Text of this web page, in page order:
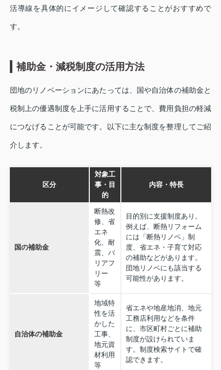
活導線を具体的にイメージして確認することがおすすめで
す。
補助金・減税制度の活用方法
団地のリノベーションにあたっては、国や自治体の補助金と
税制上の優遇制度を上手に活用することで、費用負担の軽減
につなげることが可能です。以下に主な制度を整理してご紹
介します。
区分
対象工
事・目
的
内容・特長
国の補助金
断熱改
修、省
エネ
化、耐
震、バ
リアフ
リー
等
目的別に支援制度あり。
例えば、断熱リフォーム
には「断熱リノベ」制
度、省エネ・子育て対応
の補助などがあります。
団地リノベにも該当する
可能性があります。
自治体の補助金
地域特
性を活
かした
工事、
地元資
材利用
等
省エネや地産地消、地元
工務店利用などを条件
に、市区町村ごとに補助
制度が設けられていま
す。制度検索サイトで確
認できます。